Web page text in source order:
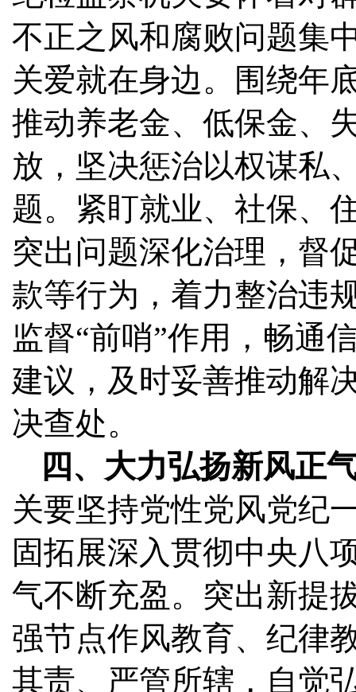
不正之风和腐败问题集
关爱就在身边。围绕年
推动养老金、低保金、
放，坚决惩治以权谋私
题。紧盯就业、社保、
突出问题深化治理，督
款等行为，着力整治违
监督“前哨”作用，畅通
建议，及时妥善推动解
决查处。
四、大力弘扬新风正
关要坚持党性党风党纪
固拓展深入贯彻中央八
气不断充盈。突出新提
强节点作风教育、纪律
其责、严管所辖，自觉